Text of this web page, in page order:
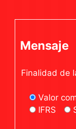
Mensaje
Finalidad de
Valor
IFRS